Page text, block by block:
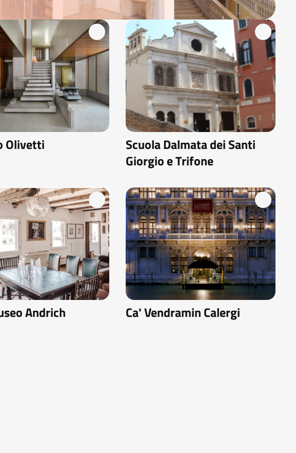
Olivetti
Scuola Dalmata dei Santi
Giorgio e Trifone
Andrich Ca' Vendramin Calergi